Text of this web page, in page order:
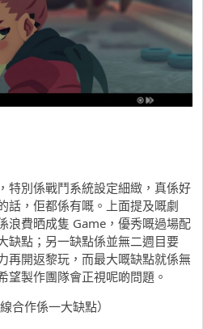
特別係戰鬥系統設定細緻，真係好
話，佢都係有嘅。上面提及嘅劇
浪費晒成隻 Game，優秀嘅過場配
缺點；另一缺點係並無二週目要
再開返黎玩，而最大嘅缺點就係無
望製作團隊會正視呢啲問題。
作係一大缺點）